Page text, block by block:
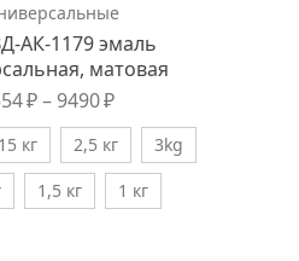
АК-1179 эмаль
матовая
₽ – 9490₽
15 кг 2,5 кг
3kg
1,5 кг 1 кг